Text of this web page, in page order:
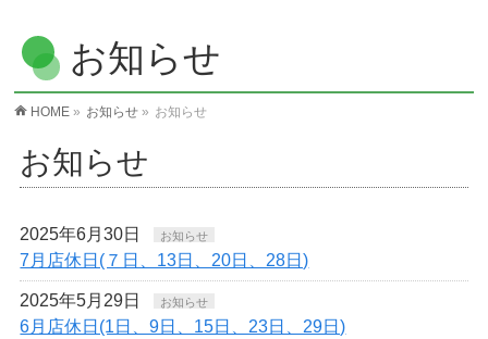
お知らせ
HOME » お知らせ » お知らせ
お知らせ
2025年6月30日 お知らせ
7月店休日(７日、13日、20日、28日)
2025年5月29日 お知らせ
6月店休日(1日、9日、15日、23日、29日)